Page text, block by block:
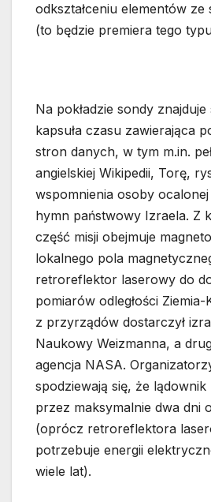
odkształceniu elementów ze
(to będzie premiera tego
Na pokładzie sondy
kapsuła czasu zawierająca
stron danych, w tym m.in.
angielskiej Wikipedii, Torę,
wspomnienia osoby
hymn państwowy Izraela. Z
część misji obejmuje
lokalnego pola
retroreflektor laserowy do
pomiarów odległości
z przyrządów dostarczył
Naukowy Weizmanna, a
agencja NASA.
spodziewają się, że lądownik
przez maksymalnie dwa dni
(oprócz retroreflektora
potrzebuje energii
wiele lat).